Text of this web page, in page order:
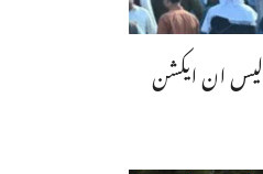
ان ایکشن